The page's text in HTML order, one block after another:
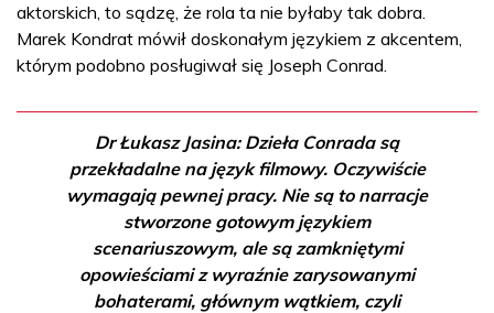
aktorskich, to sądzę, że rola ta nie byłaby tak dobra.
Marek Kondrat mówił doskonałym językiem z akcentem,
którym podobno posługiwał się Joseph Conrad.
Dr Łukasz Jasina: Dzieła Conrada są
przekładalne na język filmowy. Oczywiście
wymagają pewnej pracy. Nie są to narracje
stworzone gotowym językiem
scenariuszowym, ale są zamkniętymi
opowieściami z wyraźnie zarysowanymi
bohaterami, głównym wątkiem, czyli